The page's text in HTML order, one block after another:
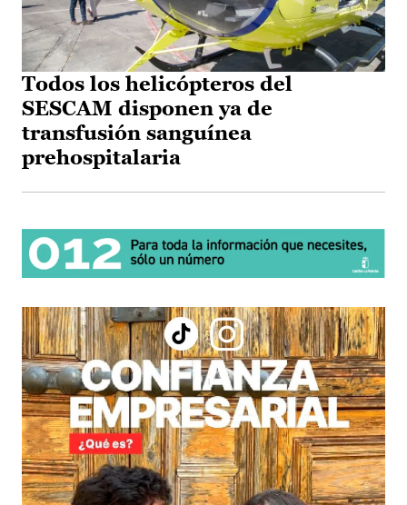
Todos los helicópteros del
SESCAM disponen ya de
transfusión sanguínea
prehospitalaria